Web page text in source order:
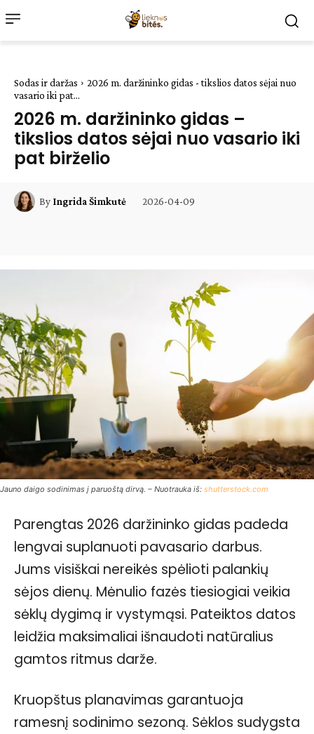
Sodas ir daržas
2026 m. daržininko gidas - tikslios datos sėjai nuo
vasario iki pat...
2026 m. daržininko gidas –
tikslios datos sėjai nuo vasario iki
pat birželio
By Ingrida Šimkutė 2026-04-09
Jauno daigo sodinimas į paruoštą dirvą. – Nuotrauka iš: shutterstock.com
Parengtas 2026 daržininko gidas padeda
lengvai suplanuoti pavasario darbus.
Jums visiškai nereikės spėlioti palankių
sėjos dienų. Mėnulio fazės tiesiogiai veikia
sėklų dygimą ir vystymąsi. Pateiktos datos
leidžia maksimaliai išnaudoti natūralius
gamtos ritmus darže.
Kruopštus planavimas garantuoja
ramesnį sodinimo sezoną. Sėklos sudygsta